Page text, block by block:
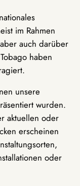
im Rahmen
auch darüber
haben
unsere
wurden.
aktuellen oder
erscheinen
oder